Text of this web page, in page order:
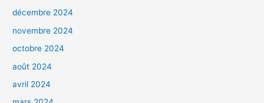
décembre 2024
novembre 2024
octobre 2024
août 2024
avril 2024